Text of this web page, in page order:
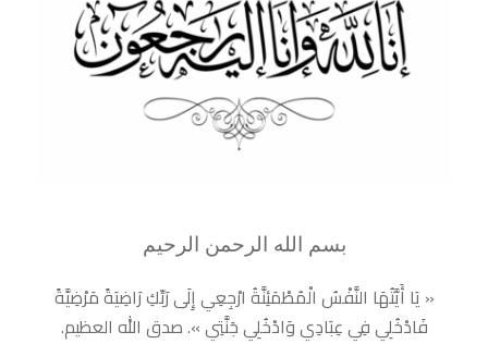
بسم الله الرحمن الرحيم
« يَا أَيَّتُهَا النَّفْسُ الْمُطْمَئِنَّةُ ارْجِعِي إِلَى رَبِّكِ رَاضِيَةً مَرْضِيَّةً
فَادْخُلِي فِي عِبَادِي وَادْخُلِي جَنَّتِي ». صدق الله العظيم.